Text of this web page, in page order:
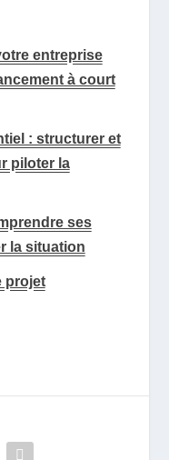
entreprise
à court
: structurer et
piloter la
ses
la situation
projet